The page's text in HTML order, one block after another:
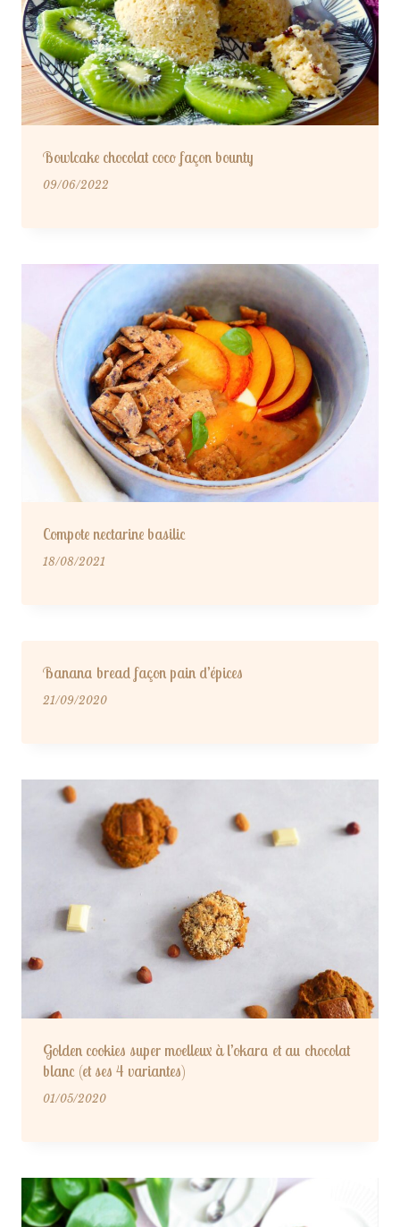
Bowlcake chocolat coco façon bounty
09/06/2022
Compote nectarine basilic
18/08/2021
Banana bread façon pain d’épices
21/09/2020
Golden cookies super moelleux à l’okara et au chocolat
blanc (et ses 4 variantes)
01/05/2020